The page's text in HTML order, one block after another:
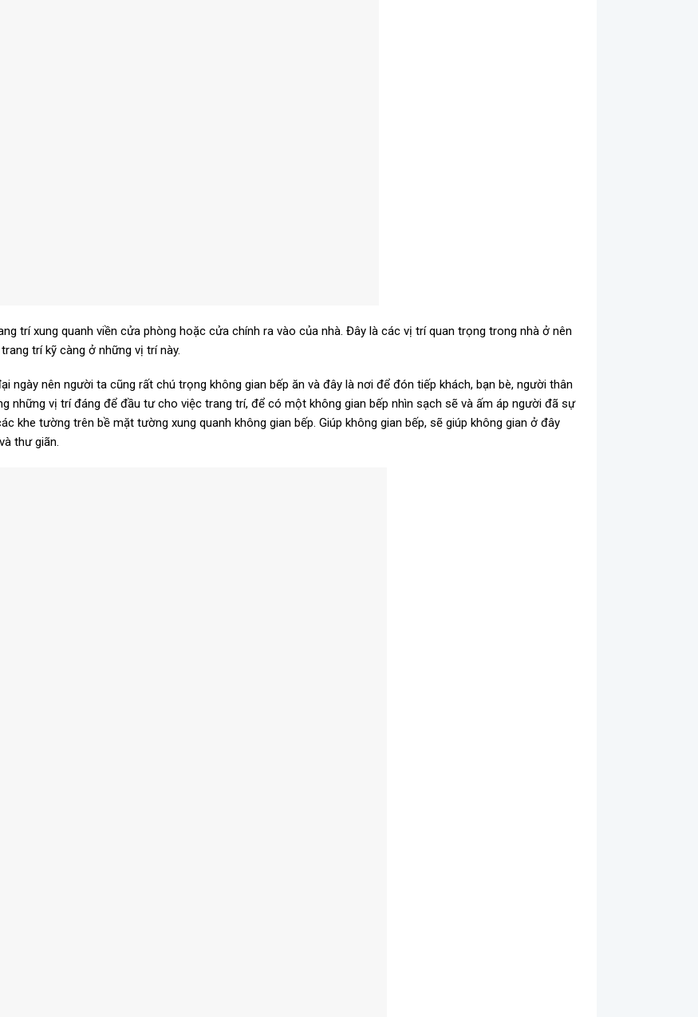
trí xung quanh viền cửa phòng hoặc cửa chính ra vào của nhà. Đây là các vị trí quan trọng trong nhà ở nên
trí kỹ càng ở những vị trí này.
ngày nên người ta cũng rất chú trọng không gian bếp ăn và đây là nơi để đón tiếp khách, bạn bè, người thân
những vị trí đáng để đầu tư cho việc trang trí, để có một không gian bếp nhìn sạch sẽ và ấm áp người đã sự
khe tường trên bề mặt tường xung quanh không gian bếp. Giúp không gian bếp, sẽ giúp không gian ở đây
thư giãn.